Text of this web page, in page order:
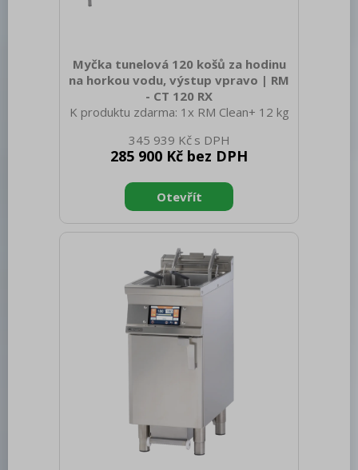
Myčka tunelová 120 košů za hodinu
na horkou vodu, výstup vpravo | RM
- CT 120 RX
K produktu zdarma: 1x RM Clean+ 12 kg
(00012273) Sap kód: 00014492 Šířka
netto [mm]: 1150 Hloubka netto [mm]:
netto [kg]: 176.00 Šířka brutto [mm]:
1280 Hloubka brutto [mm]: 920 Výška
brutto [mm]: 1800 Hmotnost brutto
zařízení Typ ovládání: Digitální Materiál:
AISI 304 Příkon elektrický [kW]: 22.000
Napájení: 400 V / 3N - 50 Hz Počet
programů: 2 Otevírání zařízení:
345 939 Kč
285 900 Kč bez DPH